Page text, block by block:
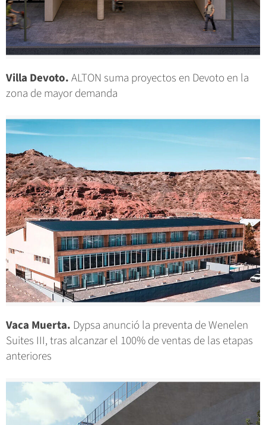
Villa Devoto.ALTON suma proyectos en Devoto en la
zona de mayor demanda
Vaca Muerta. Dypsa anunció la preventa de Wenelen
Suites III, tras alcanzar el 100% de ventas de las etapas
anteriores